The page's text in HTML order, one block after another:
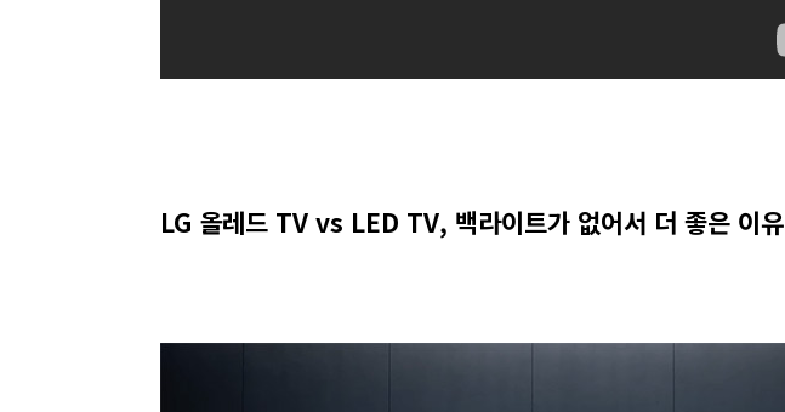
LG 올레드 TV vs LED TV, 백라이트가 없어서 더 좋은 이유